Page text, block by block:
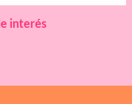
interés